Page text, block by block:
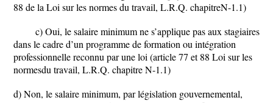
88 de la Loi sur les normes du travail, L.R.Q. chapitreN-1.1)
c) Oui, le salaire minimum ne s’applique pas aux stagiaires
dans le cadre d’un programme de formation ou intégration
professionnelle reconnu par une loi (article 77 et 88 Loi sur les
normesdu travail, L.R.Q. chapitre N-1.1)
d) Non, le salaire minimum, par législation gouvernemental,